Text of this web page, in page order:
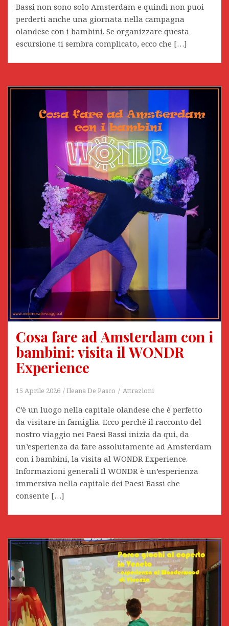
Bassi non sono solo Amsterdam e quindi non puoi
perderti anche una giornata nella campagna
olandese con i bambini. Se organizzare questa
escursione ti sembra complicato, ecco che […]
Cosa fare ad Amsterdam con i
bambini: visita il WONDR
Experience
15 Aprile 2026 Ileana De Pasco Attrazioni
C’è un luogo nella capitale olandese che è perfetto
da visitare in famiglia. Ecco perchè il racconto del
nostro viaggio nei Paesi Bassi inizia da qui, da
un’esperienza da fare assolutamente ad Amsterdam
con i bambini, la visita al WONDR Experience.
Informazioni generali Il WONDR è un’esperienza
immersiva nella capitale dei Paesi Bassi che
consente […]